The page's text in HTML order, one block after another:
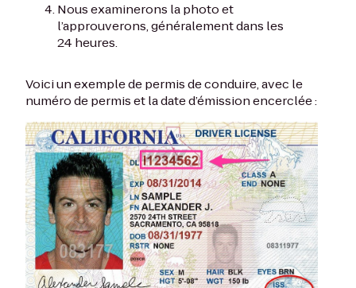
Nous examinerons la photo et
l’approuverons, généralement dans les
24 heures.
Voici un exemple de permis de conduire, avec le
numéro de permis et la date d’émission encerclée :